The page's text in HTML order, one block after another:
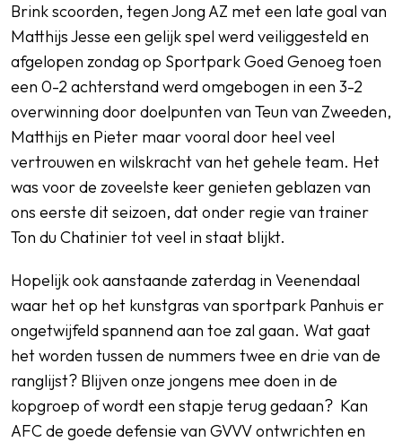
Brink scoorden, tegen Jong AZ met een late goal van
Matthijs Jesse een gelijk spel werd veiliggesteld en
afgelopen zondag op Sportpark Goed Genoeg toen
een 0-2 achterstand werd omgebogen in een 3-2
overwinning door doelpunten van Teun van Zweeden,
Matthijs en Pieter maar vooral door heel veel
vertrouwen en wilskracht van het gehele team. Het
was voor de zoveelste keer genieten geblazen van
ons eerste dit seizoen, dat onder regie van trainer
Ton du Chatinier tot veel in staat blijkt.
Hopelijk ook aanstaande zaterdag in Veenendaal
waar het op het kunstgras van sportpark Panhuis er
ongetwijfeld spannend aan toe zal gaan. Wat gaat
het worden tussen de nummers twee en drie van de
ranglijst? Blijven onze jongens mee doen in de
kopgroep of wordt een stapje terug gedaan? Kan
AFC de goede defensie van GVVV ontwrichten en